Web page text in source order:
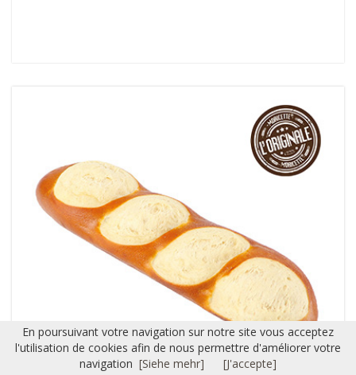
En poursuivant votre navigation sur notre site vous acceptez
l'utilisation de cookies afin de nous permettre d'améliorer votre
navigation [Siehe mehr] [J'accepte]